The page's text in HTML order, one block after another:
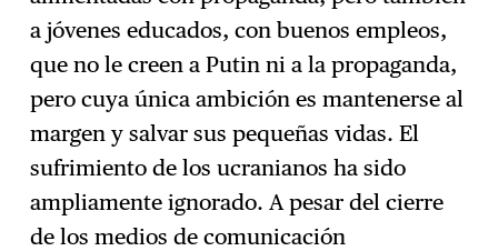
a jóvenes educados, con buenos empleos,
que no le creen a Putin ni a la propaganda,
pero cuya única ambición es mantenerse al
margen y salvar sus pequeñas vidas. El
sufrimiento de los ucranianos ha sido
ampliamente ignorado. A pesar del cierre
de los medios de comunicación